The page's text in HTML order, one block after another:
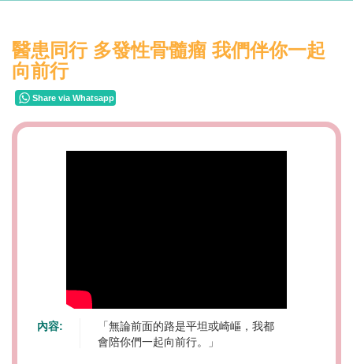
醫患同行 多發性骨髓瘤 我們伴你一起
向前行
Share via Whatsapp
內容:
「無論前面的路是平坦或崎嶇，我都
會陪你們一起向前行。」